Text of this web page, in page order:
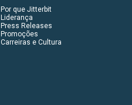
Por que Jitterbit
Liderança
Press Releases
Promoções
Carreiras e Cultura